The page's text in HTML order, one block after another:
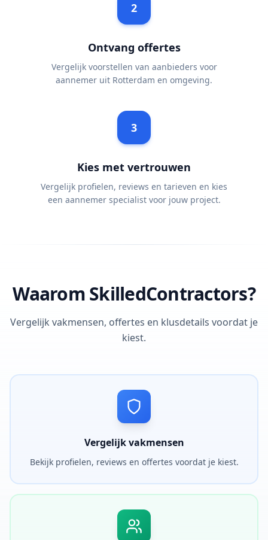
2
Ontvang offertes
Vergelijk voorstellen van aanbieders voor
aannemer uit Rotterdam en omgeving.
3
Kies met vertrouwen
Vergelijk profielen, reviews en tarieven en kies
een aannemer specialist voor jouw project.
Waarom SkilledContractors?
Vergelijk vakmensen, offertes en klusdetails voordat je
kiest.
Vergelijk vakmensen
Bekijk profielen, reviews en offertes voordat je kiest.